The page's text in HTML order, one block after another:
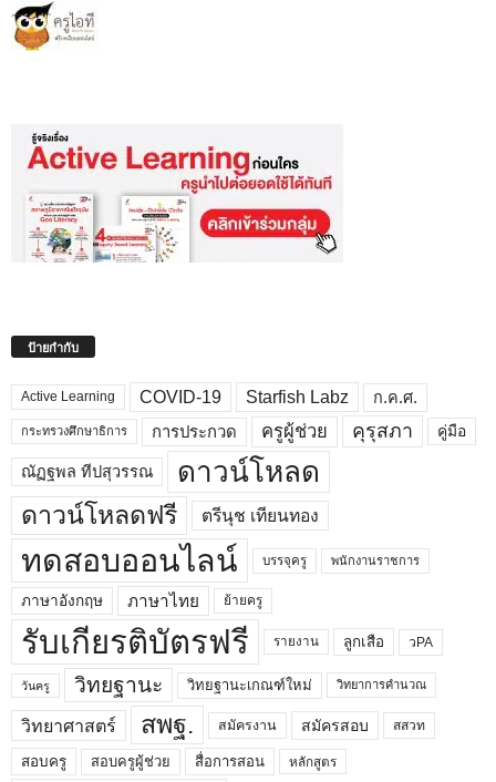
ป้ายกำกับ
Active Learning COVID-19 Starfish Labz ก.ค.ศ.
กระทรวงศึกษาธิการ การประกวด ครูผู้ช่วย คุรุสภา คู่มือ
ณัฏฐพล ทีปสุวรรณ ดาวน์โหลด
ดาวน์โหลดฟรี ตรีนุช เทียนทอง
ทดสอบออนไลน์ บรรจุครู พนักงานราชการ
ภาษาอังกฤษ ภาษาไทย ย้ายครู
รับเกียรติบัตรฟรี รายงาน ลูกเสือ วPA
วันครู วิทยฐานะ วิทยฐานะเกณฑ์ใหม่ วิทยาการคำนวณ
วิทยาศาสตร์ สพฐ. สมัครงาน สมัครสอบ สสวท
สอบครู สอบครูผู้ช่วย สื่อการสอน หลักสูตร